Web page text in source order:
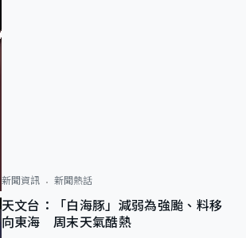
新聞資訊 新聞熱話
天文台：「白海豚」減弱為強颱、料移
向東海 周末天氣酷熱